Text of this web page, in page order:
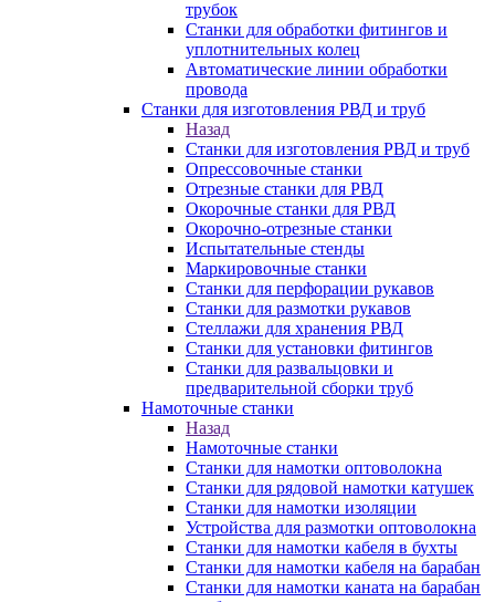
трубок
Станки для обработки фитингов и
уплотнительных колец
Автоматические линии обработки
провода
Станки для изготовления РВД и труб
Назад
Станки для изготовления РВД и труб
Опрессовочные станки
Отрезные станки для РВД
Окорочные станки для РВД
Окорочно-отрезные станки
Испытательные стенды
Маркировочные станки
Станки для перфорации рукавов
Станки для размотки рукавов
Стеллажи для хранения РВД
Станки для установки фитингов
Станки для развальцовки и
предварительной сборки труб
Намоточные станки
Назад
Намоточные станки
Станки для намотки оптоволокна
Станки для рядовой намотки катушек
Станки для намотки изоляции
Устройства для размотки оптоволокна
Станки для намотки кабеля в бухты
Станки для намотки кабеля на барабан
Станки для намотки каната на барабан